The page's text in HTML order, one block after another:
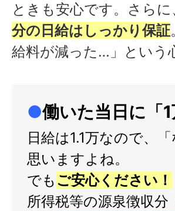
ときも安心です。さらに
分の日給はしっかり保証
給料が減った…」という
●働いた当日に「
日給は1.1万なので、
思いますよね。
でも ご安心ください！
所得税等の源泉徴収